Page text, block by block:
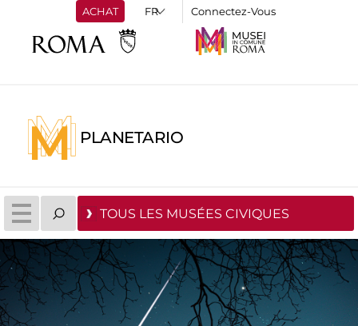
ACHAT Connectez-Vous
PLANETARIO
TOUS LES MUSÉES CIVIQUES